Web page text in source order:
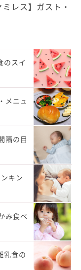
レス】ガスト・
のスイ
メニュ
隔の目
キン
み食べ
乳食の